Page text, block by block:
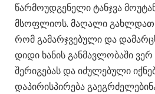
წარმოუდგენელი ტანჯვა
მსოფლიოს. მაღალი გახლდათ
რომ გამარჯვებული და
დიდი ხანის განმავლობაში
შერიგებას და იძულებული
დაპირისპირება